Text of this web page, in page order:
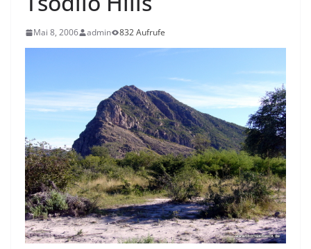
Mai 8, 2006 admin 832 Aufrufe